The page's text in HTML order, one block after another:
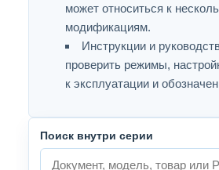
может относиться к
модификациям.
Инструкции и
проверить режимы,
к эксплуатации и
Поиск внутри серии